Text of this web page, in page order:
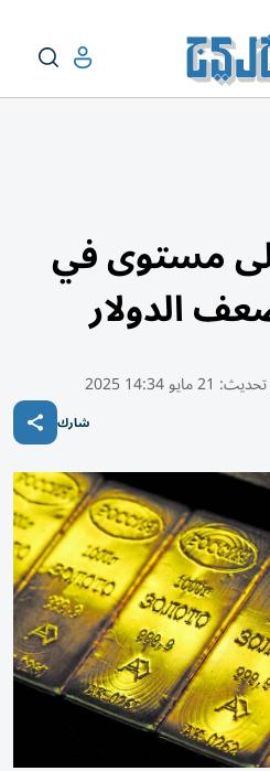
مستوى في
الدولار
تحديث: 21 مايو 14:34 2025
شارك